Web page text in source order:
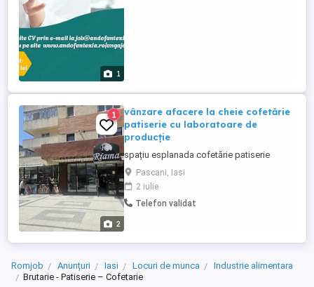
1
2
1
vânzare afacere la cheie cofetărie
patiserie cu laboratoare de
producție
spațiu esplanada cofetărie patiserie
Pascani, Iasi
2 iulie
Telefon validat
Romjob Anunțuri Iasi Locuri de munca
Industrie alimentara
Brutarie - Patiserie – Cofetarie